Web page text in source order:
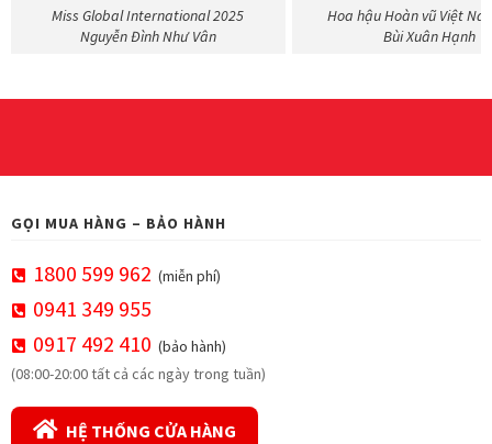
Miss Global International 2025
Nguyễn Đình Như Vân
Hoa hậu Hoàn vũ Việt
Bùi Xuân Hạnh
GỌI MUA HÀNG – BẢO HÀNH
1800 599 962 (miễn phí)
0941 349 955
0917 492 410 (bảo hành)
(08:00-20:00 tất cả các ngày trong tuần)
HỆ THỐNG CỬA HÀNG